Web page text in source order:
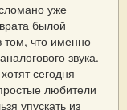
уже
былой
том, что именно
звука.
сегодня
любители
упускать из